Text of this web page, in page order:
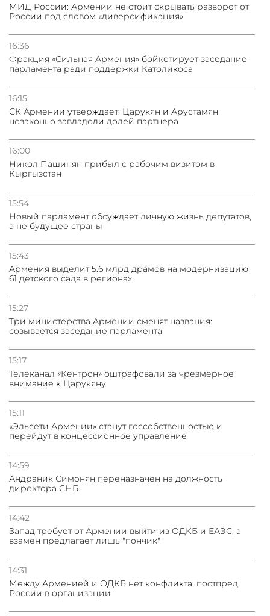
МИД России: Армении не стоит скрывать разворот от
России под словом «диверсификация»
16:36
Фракция «Сильная Армения» бойкотирует заседание
парламента ради поддержки Католикоса
16:15
СК Армении утверждает: Царукян и Арустамян
незаконно завладели долей партнера
16:00
Никол Пашинян прибыл с рабочим визитом в
Кыргызстан
15:54
Новый парламент обсуждает личную жизнь депутатов,
а не будущее страны
15:43
Армения выделит 5.6 млрд драмов на модернизацию
61 детского сада в регионах
15:27
Три министерства Армении сменят названия:
созывается заседание парламента
15:17
Телеканал «Кентрон» оштрафовали за чрезмерное
внимание к Царукяну
15:11
«Эльсети Армении» станут госсобственностью и
перейдут в концессионное управление
14:59
Андраник Симонян переназначен на должность
директора СНБ
14:42
Запад требует от Армении выйти из ОДКБ и ЕАЭС, а
взамен предлагает лишь "пончик"
14:31
Между Арменией и ОДКБ нет конфликта: постпред
России в организации
31.07.2026
условии прекращения огня